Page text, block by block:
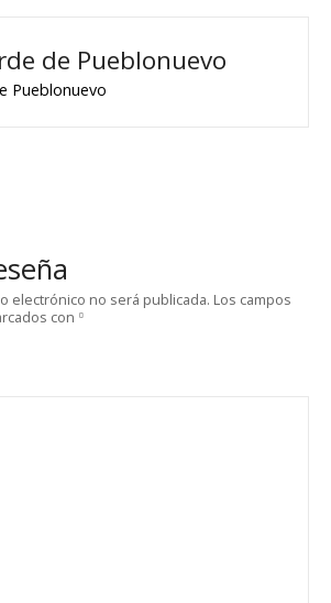
de Pueblonuevo
Pueblonuevo
electrónico no será publicada. Los campos
con